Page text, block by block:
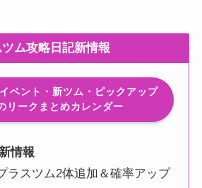
ム攻略日記新情報
ベント・新ツム・ピックアップ
リークまとめカレンダー
情報
ラスツム2体追加＆確率アップ